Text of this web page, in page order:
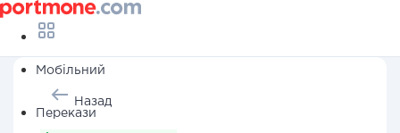
Мобільний
Перекази
Назад